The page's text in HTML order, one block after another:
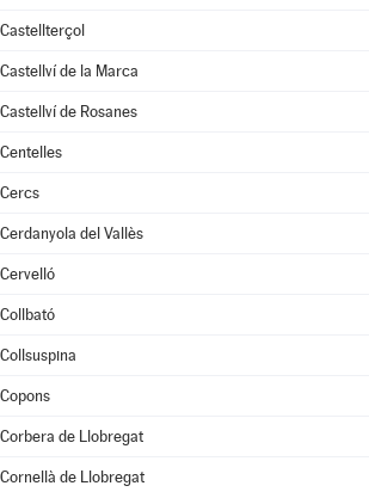
Castellterçol
Castellví de la Marca
Castellví de Rosanes
Centelles
Cercs
Cerdanyola del Vallès
Cervelló
Collbató
Collsuspina
Copons
Corbera de Llobregat
Cornellà de Llobregat